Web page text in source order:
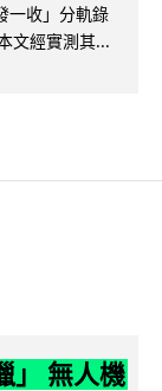
一收」分軌錄
文經實測其...
」 無人機